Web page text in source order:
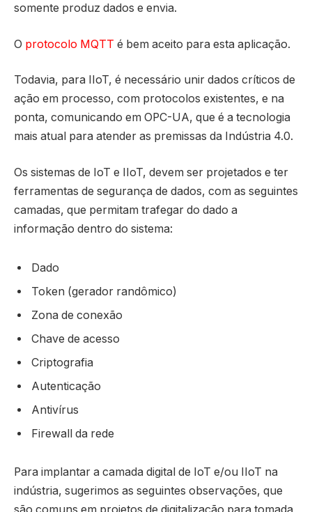
somente produz dados e envia.
O protocolo MQTT é bem aceito para esta aplicação.
Todavia, para IIoT, é necessário unir dados críticos de
ação em processo, com protocolos existentes, e na
ponta, comunicando em OPC-UA, que é a tecnologia
mais atual para atender as premissas da Indústria 4.0.
Os sistemas de IoT e IIoT, devem ser projetados e ter
ferramentas de segurança de dados, com as seguintes
camadas, que permitam trafegar do dado a
informação dentro do sistema:
Dado
Token (gerador randômico)
Zona de conexão
Chave de acesso
Criptografia
Autenticação
Antivírus
Firewall da rede
Para implantar a camada digital de IoT e/ou IIoT na
indústria, sugerimos as seguintes observações, que